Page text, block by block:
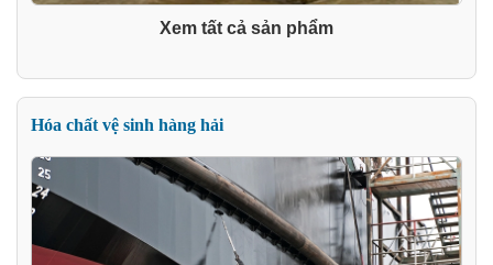
Xem tất cả sản phẩm
Hóa chất vệ sinh hàng hải